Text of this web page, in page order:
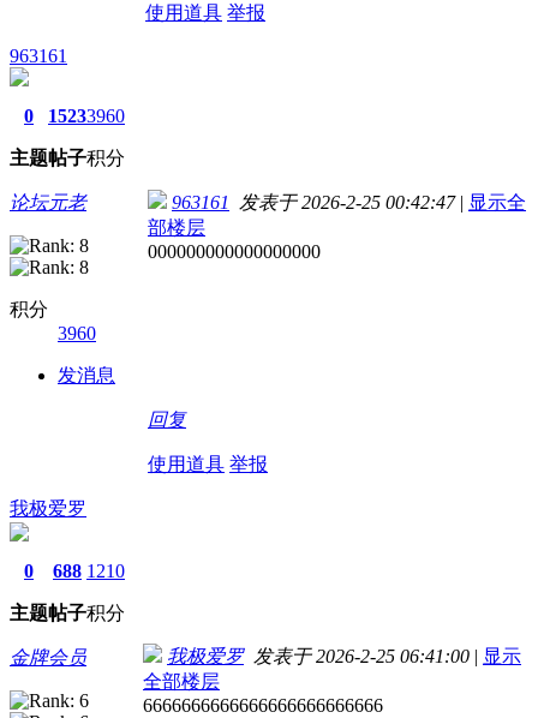
使用道具 举报
963161
0
主题
1523
帖子
3960
积分
论坛元老
积分
3960
发消息
963161 发表于 2026-2-25 00:42:47 | 显示全
部楼层
000000000000000000
回复
使用道具 举报
我极爱罗
0
主题
688
帖子
1210
积分
金牌会员 我极爱罗发表于 2026-2-25 06:41:00 | 显示
全部楼层
6666666666666666666666666